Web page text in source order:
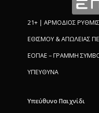
21+ | ΑΡΜΟΔΙΟΣ
ΕΘΙΣΜΟΥ & ΑΠΩΛΕΙΑΣ
ΕΟΠΑΕ – ΓΡΑΜΜΗ
ΥΠΕΥΘΥΝΑ
Υπεύθυνο Παιχνίδι